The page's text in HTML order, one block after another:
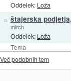
Tema
Oddelek: Loža
» štajerska
mirch
Oddelek: Loža
Več podobnih tem